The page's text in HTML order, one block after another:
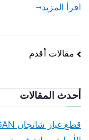
اقرأ المزيد
تصفّح
مقالات أقدم
أحدث المقالات